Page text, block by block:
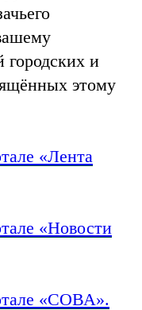
и
этому
«Лента
«Новости
«СОВА».